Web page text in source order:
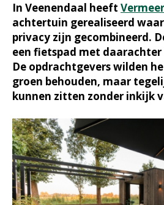
In Veenendaal heeft
achtertuin gerealiseerd
privacy zijn gecombineerd.
een fietspad met
De opdrachtgevers wilden
groen behouden, maar
kunnen zitten zonder inkijk